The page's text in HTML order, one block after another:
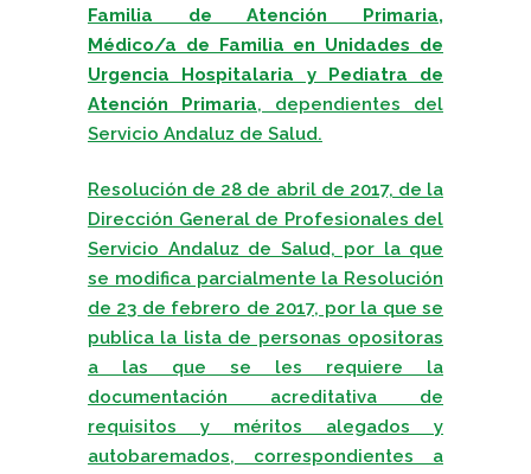
Familia de Atención Primaria,
Médico/a de Familia en Unidades de
Urgencia Hospitalaria y Pediatra de
Atención Primaria, dependientes del
Servicio Andaluz de Salud.
Resolución de 28 de abril de 2017, de la
Dirección General de Profesionales del
Servicio Andaluz de Salud, por la que
se modifica parcialmente la Resolución
de 23 de febrero de 2017, por la que se
publica la lista de personas opositoras
a las que se les requiere la
documentación acreditativa de
requisitos y méritos alegados y
autobaremados, correspondientes a